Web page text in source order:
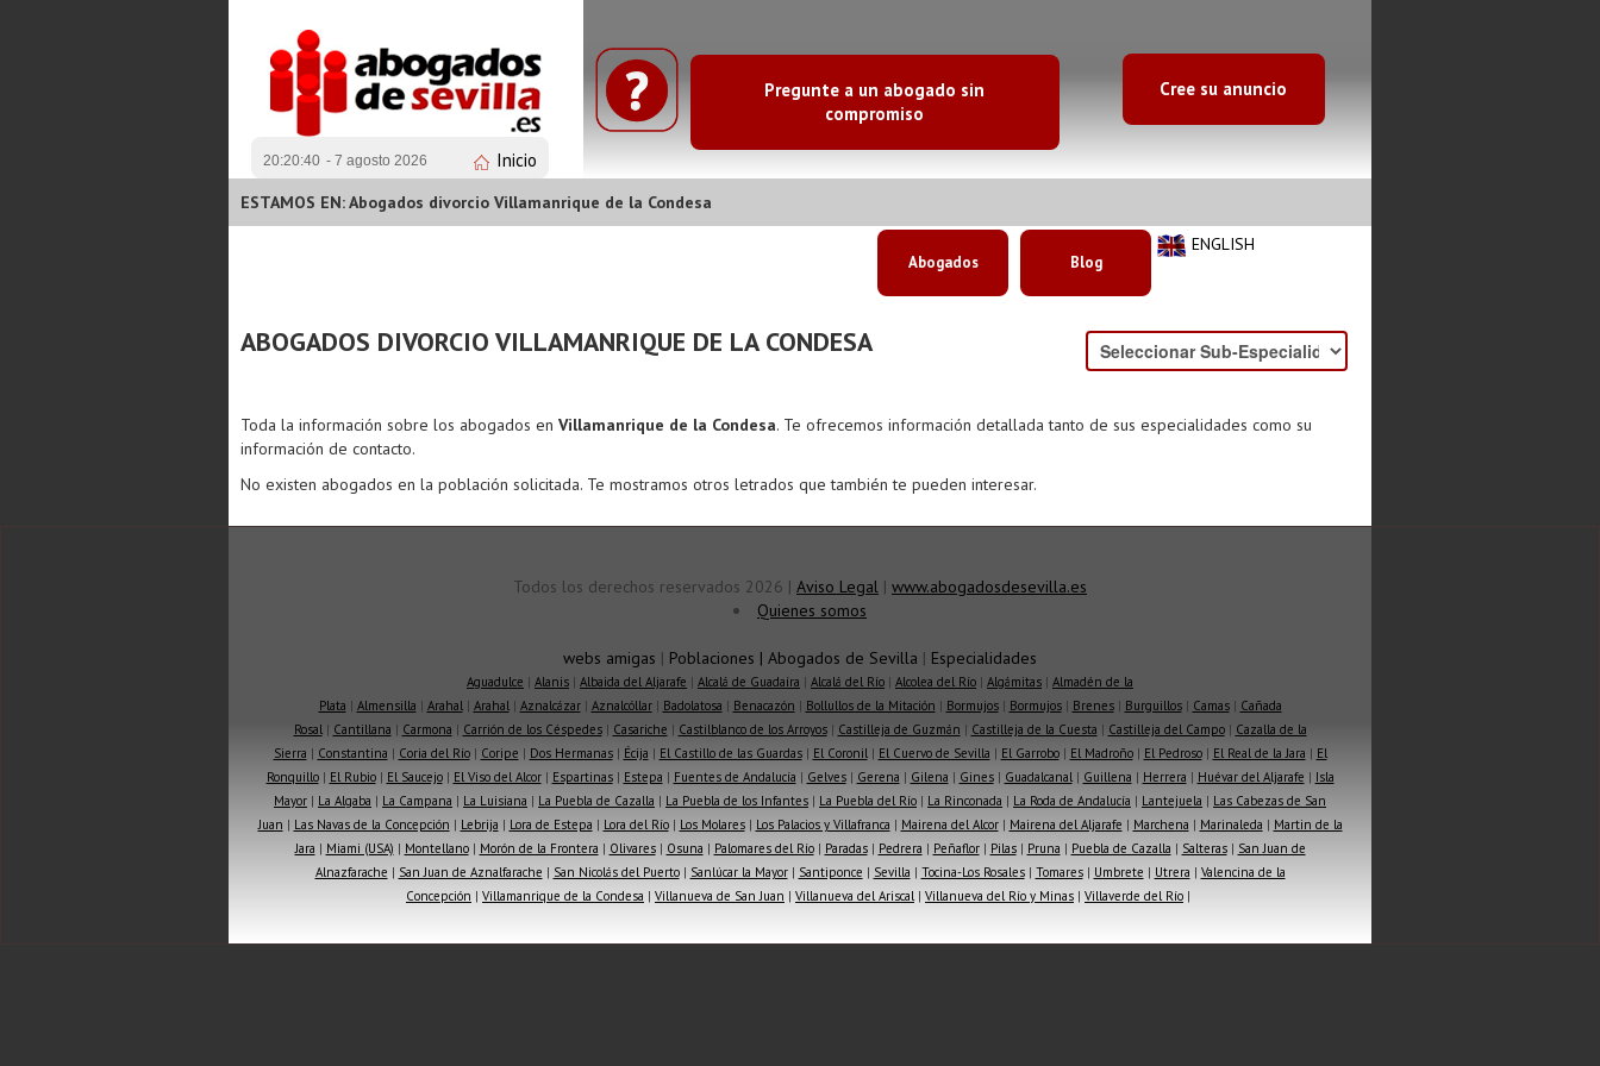
20:20:40 - 7 agosto 2026 Inicio
Pregunte a un abogado sin
compromiso
Cree su anuncio
ESTAMOS EN: Abogados divorcio Villamanrique de la Condesa
ENGLISH
Abogados Blog
ABOGADOS DIVORCIO VILLAMANRIQUE DE LA CONDESA
Toda la información sobre los abogados en Villamanrique de la Condesa. Te ofrecemos información detallada tanto de sus especialidades como su
información de contacto.
No existen abogados en la población solicitada. Te mostramos otros letrados que también te pueden interesar.
Todos los derechos reservados 2026 | Aviso Legal | www.abogadosdesevilla.es
Quienes somos
webs amigas | Poblaciones | Abogados de Sevilla | Especialidades
Aguadulce | Alanis | Albaida del Aljarafe | Alcalá de Guadaíra | Alcalá del Río | Alcolea del Río | Algámitas | Almadén de la
Plata | Almensilla | Arahal| Arahal| Aznalcázar| Aznalcóllar| Badolatosa | Benacazón | Bollullos de la Mitación | Bormujos| Bormujos| Brenes| Burguillos| Camas| Cañada
Rosal| Cantillana | Carmona | Carrión de los Céspedes| Casariche | Castilblanco de los Arroyos| Castilleja de Guzmán | Castilleja de la Cuesta | Castilleja del Campo| Cazalla de la
Sierra | Constantina | Coria del Río| Coripe | Dos Hermanas| Écija | El Castillo de las Guardas| El Coronil| El Cuervo de Sevilla | El Garrobo| El Madroño| El Pedroso| El Real de la Jara | El
Ronquillo| El Rubio| El Saucejo| El Viso del Alcor| Espartinas| Estepa | Fuentes de Andalucía | Gelves| Gerena | Gilena | Gines| Guadalcanal| Guillena | Herrera | Huévar del Aljarafe | Isla
Mayor | La Algaba | La Campana | La Luisiana | La Puebla de Cazalla | La Puebla de los Infantes | La Puebla del Río | La Rinconada | La Roda de Andalucía | Lantejuela | Las Cabezas de San
Juan | Las Navas de la Concepción | Lebrija | Lora de Estepa | Lora del Río| Los Molares| Los Palacios y Villafranca | Mairena del Alcor| Mairena del Aljarafe | Marchena | Marinaleda | Martin de la
Jara | Miami (USA) | Montellano| Morón de la Frontera | Olivares| Osuna | Palomares del Río| Paradas| Pedrera | Peñaflor| Pilas| Pruna | Puebla de Cazalla | Salteras| San Juan de
Alnazfarache | San Juan de Aznalfarache | San Nicolás del Puerto| Sanlúcar la Mayor| Santiponce | Sevilla | Tocina-Los Rosales| Tomares| Umbrete | Utrera | Valencina de la
Concepción | Villamanrique de la Condesa | Villanueva de San Juan | Villanueva del Ariscal| Villanueva del Río y Minas | Villaverde del Río |